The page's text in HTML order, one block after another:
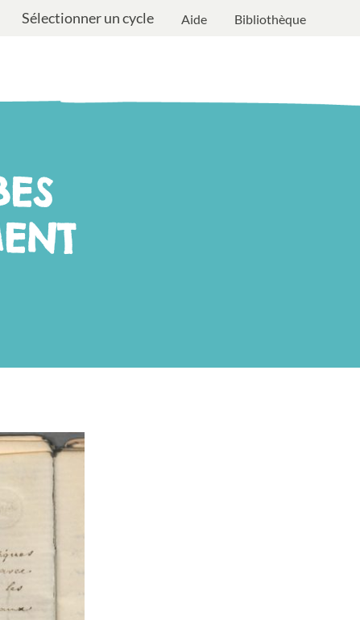
Sélectionner un cycle Aide Bibliothèque